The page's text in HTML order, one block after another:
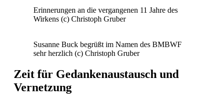
Erinnerungen an die vergangenen 11 Jahre des
Wirkens (c) Christoph Gruber
Susanne Buck begrüßt im Namen des BMBWF
sehr herzlich (c) Christoph Gruber
Zeit für Gedankenaustausch und
Vernetzung